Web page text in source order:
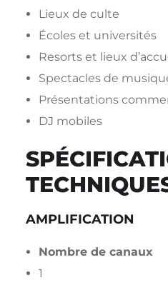
Lieux de culte
Écoles et universités
Resorts et lieux
Spectacles de
Présentations
DJ mobiles
AMPLIFICATION
Nombre de canaux
1